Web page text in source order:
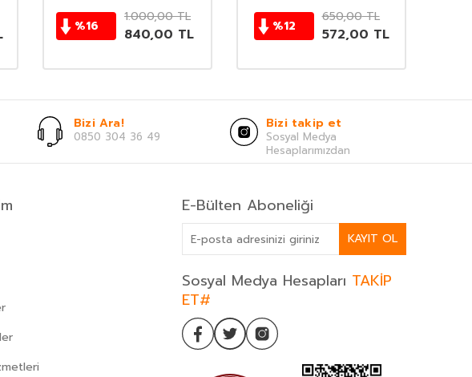
%16
1.000,00TL
840,00 TL %12
650,00TL
572,00 TL
Bizi Ara!
0850 304 36 49
Bizi takip et
Sosyal Medya
Hesaplarımızdan
E-Bülten Aboneliği
KAYIT OL
Sosyal Medya Hesapları TAKİP
ET#